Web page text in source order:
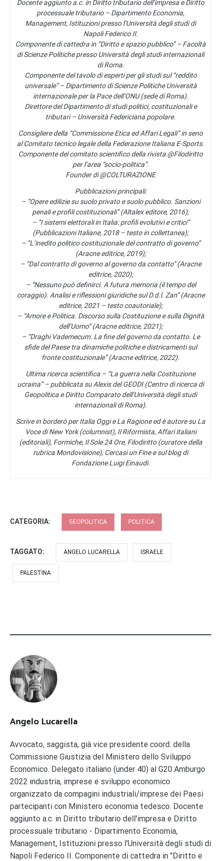
Docente aggiunto a.c. in Diritto tributario dell’impresa e Diritto
processuale tributario – Dipartimento Economia,
Management, Istituzioni presso l’Università degli studi di
Napoli Federico II.
Componente di cattedra in “Diritto e spazio pubblico” – Facoltà
di Scienze Politiche presso Università degli studi internazionali
di Roma.
Componente del tavolo di esperti per gli studi sul “reddito
universale” – Dipartimento di Scienze Politiche Università
internazionale per la Pace dell’ONU (sede di Roma).
Direttore del Dipartimento di studi politici, costituzionali e
tributari – Università Federiciana popolare.
Consigliere della “Commissione Etica ed Affari Legali” in seno
al Comitato tecnico legale della Federazione Italiana E-Sports.
Componente del comitato scientifico della rivista @Filodiritto
per l’area “socio-politica”.
Founder di @COLTURAZIONE
Pubblicazioni principali:
– “Opere edilizie su suolo privato e suolo pubblico. Sanzioni
penali e profili costituzionali” (Altalex editore, 2016);
– “I sistemi elettorali in Italia: profili evolutivi e critici”
(Pubblicazioni Italiane, 2018 – testo in collettanea);
– “L’inedito politico costituzionale del contratto di governo”
(Aracne editrice, 2019);
– “Dal contratto di governo al governo da contatto” (Aracne
editrice, 2020);
– “Nessuno può definirci. A futura memoria (il tempo del
coraggio). Analisi e riflessioni giuridiche sul D.d.l. Zan” (Aracne
editrice, 2021 – testo coautoriale);
– “Amore e Politica. Discorso sulla Costituzione e sulla Dignità
dell’Uomo” (Aracne editrice, 2021);
– “Draghi Vademecum. La fine del governo da contatto. Le
sfide del Paese tra dinamiche politiche e districamenti sul
fronte costituzionale” (Aracne editrice, 2022).
Ultima ricerca scientifica – “La guerra nella Costituzione
ucraina” – pubblicata su Alexis del GEODI (Centro di ricerca di
Geopolitica e Diritto Comparato dell’Università degli studi
internazionali di Roma).
Scrive in borderò per Italia Oggi e La Ragione ed è autore su La
Voce di New York (columnist), Il Riformista, Affari italiani
(editoriali), Formiche, Il Sole 24 Ore, Filodiritto (curatore della
rubrica Mondovisione), Cercasi un Fine e sul blog di
Fondazione Luigi Einaudi.
CATEGORIA: GEOPOLITICA POLITICA
TAGGATO: ANGELO LUCARELLA ISRAELE
PALESTINA
Angelo Lucarella
Avvocato, saggista, già vice presidente coord. della
Commissione Giustizia del Ministero dello Sviluppo
Economico. Delegato italiano (under 40) al G20 Amburgo
2022 industria, imprese e sviluppo economico
organizzato da compagini industriali/imprese dei Paesi
partecipanti con Ministero economia tedesco. Docente
aggiunto a.c. in Diritto tributario dell'impresa e Diritto
processuale tributario - Dipartimento Economia,
Management, Istituzioni presso l'Università degli studi di
Napoli Federico II. Componente di cattedra in "Diritto e